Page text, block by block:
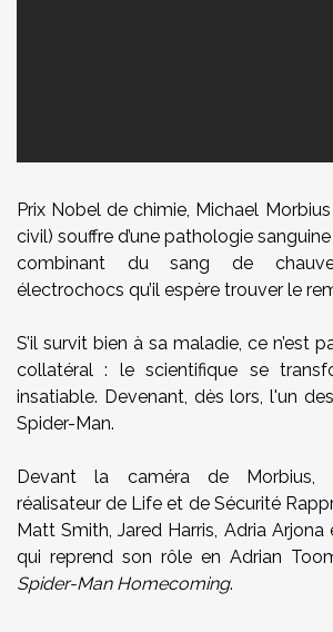
Prix Nobel de chimie, Michael
civil) souffre d’une pathologie sanguine
combinant du sang de
électrochocs qu’il espère trouver le
S’il survit bien à sa maladie, ce n’est
collatéral : le scientifique se
insatiable. Devenant, dès lors, l'un
Spider-Man.
Devant la caméra de Morbius,
réalisateur de Life et de Sécurité
Matt Smith, Jared Harris, Adria
qui reprend son rôle en Adrian
Spider-Man Homecoming.